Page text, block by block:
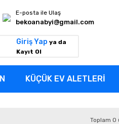
E-posta ile Ulaş
bekoanabyi@gmail.com
Giriş Yap ya da
Kayıt Ol
KÜÇÜK EV ALETLERİ
Toplam 0